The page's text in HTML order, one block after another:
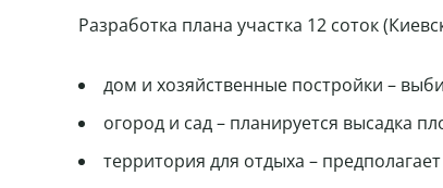
Разработка плана участка 12 соток
дом и хозяйственные постройки –
огород и сад – планируется высадка
территория для отдыха –